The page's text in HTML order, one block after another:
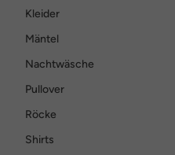
Kleider
Mäntel
Nachtwäsche
Pullover
Röcke
Shirts